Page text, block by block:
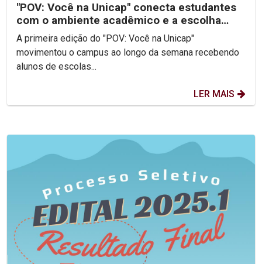
"POV: Você na Unicap" conecta estudantes
com o ambiente acadêmico e a escolha
profissional
A primeira edição do "POV: Você na Unicap"
movimentou o campus ao longo da semana recebendo
alunos de escolas...
LER MAIS